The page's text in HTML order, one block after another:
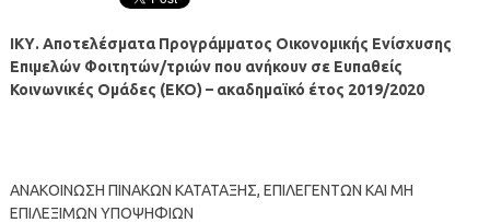
ΙΚΥ. Αποτελέσματα Προγράμματος Οικονομικής Ενίσχυσης
Επιμελών Φοιτητών/τριών που ανήκουν σε Ευπαθείς
Κοινωνικές Ομάδες (ΕΚΟ) – ακαδημαϊκό έτος 2019/2020
ΑΝΑΚΟΙΝΩΣΗ ΠΙΝΑΚΩΝ ΚΑΤΑΤΑΞΗΣ, ΕΠΙΛΕΓΕΝΤΩΝ ΚΑΙ ΜΗ
ΕΠΙΛΕΞΙΜΩΝ ΥΠΟΨΗΦΙΩΝ